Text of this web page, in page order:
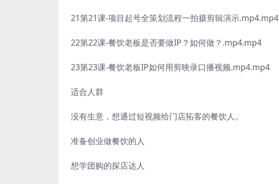
21第21课-项目起号全策划流程一拍摄剪辑演示.mp4.mp4
22第22课-餐饮老板是否要做IP？如何做？.mp4.mp4
23第23课-餐饮老板IP如何用剪映录口播视频.mp4.mp4
适合人群
没有生意，想通过短视频给门店拓客的餐饮人。
准备创业做餐饮的人
想学团购的探店达人